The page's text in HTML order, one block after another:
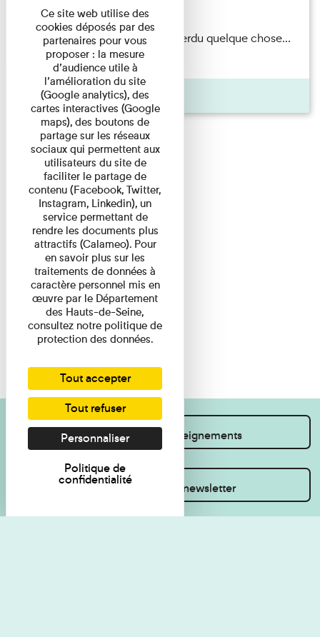
Du 15/08/2026 au 15/08/2026
Il semblerait qu’Albert Kahn a perdu quelque chose...
Accompagnés d’une ...
Agenda
Je souhaite des renseignements
Inscrivez-vous à la newsletter
Ce site web utilise des
cookies déposés par des
partenaires pour vous
proposer : la mesure
d’audience utile à
l’amélioration du site
(Google analytics), des
cartes interactives (Google
maps), des boutons de
partage sur les réseaux
sociaux qui permettent aux
utilisateurs du site de
faciliter le partage de
contenu (Facebook, Twitter,
Instagram, Linkedin), un
service permettant de
rendre les documents plus
attractifs (Calameo). Pour
en savoir plus sur les
traitements de données à
caractère personnel mis en
œuvre par le Département
des Hauts-de-Seine,
consultez notre politique de
protection des données.
Tout accepter
Tout refuser
Personnaliser
Politique de
confidentialité